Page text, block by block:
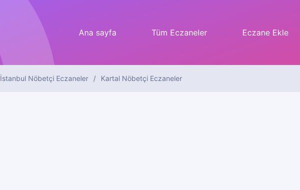
Ana sayfa Tüm Eczaneler Eczane Ekle
İstanbul Nöbetçi Eczaneler Kartal Nöbetçi Eczaneler